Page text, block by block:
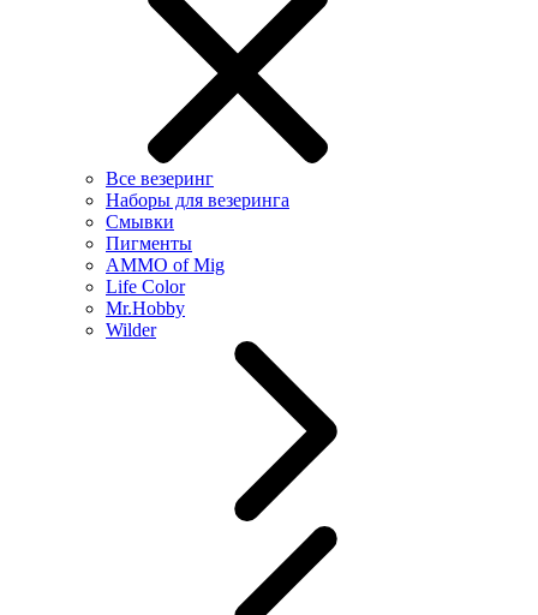
Все везеринг
Наборы для везеринга
Смывки
Пигменты
AMMO of Mig
Life Color
Mr.Hobby
Wilder